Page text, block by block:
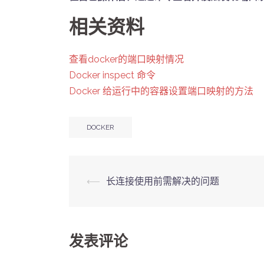
相关资料
查看docker的端口映射情况
Docker inspect 命令
Docker 给运行中的容器设置端口映射的方法
DOCKER
Post
⟵ 长连接使用前需解决的问题
发表评论